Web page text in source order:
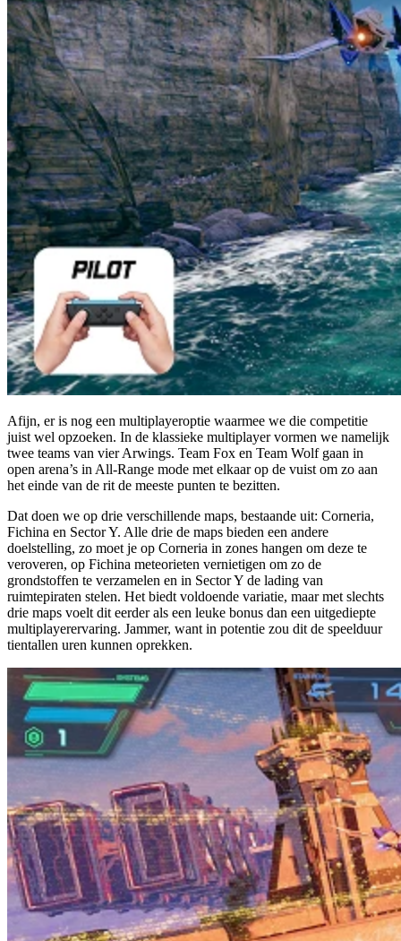
Afijn, er is nog een multiplayeroptie waarmee we die competitie
juist wel opzoeken. In de klassieke multiplayer vormen we namelijk
twee teams van vier Arwings. Team Fox en Team Wolf gaan in
open arena’s in All-Range mode met elkaar op de vuist om zo aan
het einde van de rit de meeste punten te bezitten.
Dat doen we op drie verschillende maps, bestaande uit: Corneria,
Fichina en Sector Y. Alle drie de maps bieden een andere
doelstelling, zo moet je op Corneria in zones hangen om deze te
veroveren, op Fichina meteorieten vernietigen om zo de
grondstoffen te verzamelen en in Sector Y de lading van
ruimtepiraten stelen. Het biedt voldoende variatie, maar met slechts
drie maps voelt dit eerder als een leuke bonus dan een uitgediepte
multiplayerervaring. Jammer, want in potentie zou dit de speelduur
tientallen uren kunnen oprekken.